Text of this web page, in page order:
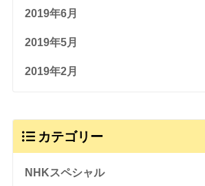
2019年6月
2019年5月
2019年2月
カテゴリー
NHKスペシャル